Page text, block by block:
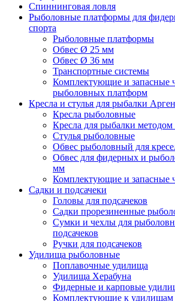
Спиннинговая ловля
Рыболовные платформы для
спорта
Рыболовные платформы
Обвес Ø 25 мм
Обвес Ø 36 мм
Транспортные системы
Комплектующие и запасные
рыболовных платформ
Кресла и стулья для рыбалки
Кресла рыболовные
Кресла для рыбалки методом
Стулья рыболовные
Обвес рыболовный для
Обвес для фидерных и
мм
Комплектующие и запасные
Садки и подсачеки
Головы для подсачеков
Садки прорезиненные
Сумки и чехлы для
подсачеков
Ручки для подсачеков
Удилища рыболовные
Поплавочные удилища
Удилища Херабуна
Фидерные и карповые
Комплектующие к удилищам